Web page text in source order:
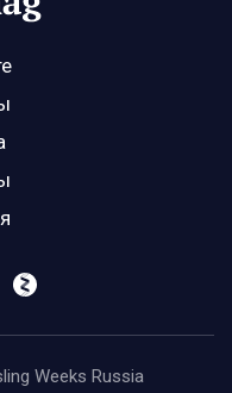
Weeks Russia